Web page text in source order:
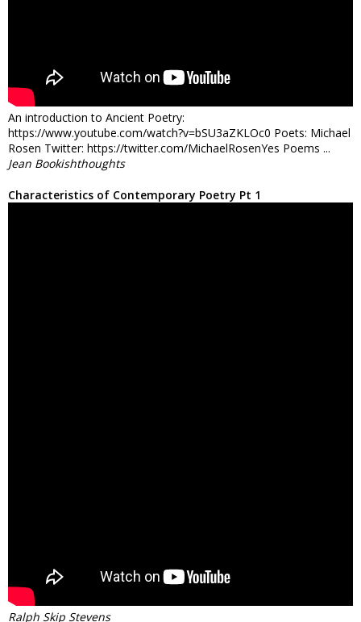
An introduction to Ancient Poetry:
https://www.youtube.com/watch?v=bSU3aZKLOc0 Poets: Michael
Rosen Twitter: https://twitter.com/MichaelRosenYes Poems ...
Jean Bookishthoughts
Characteristics of Contemporary Poetry Pt 1
Ralph Skip Stevens